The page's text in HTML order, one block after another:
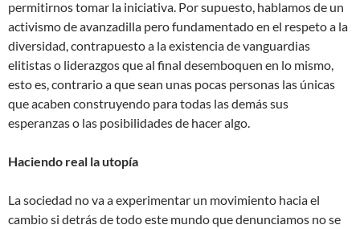
permitirnos tomar la iniciativa. Por supuesto, hablamos de un
activismo de avanzadilla pero fundamentado en el respeto a la
diversidad, contrapuesto a la existencia de vanguardias
elitistas o liderazgos que al final desemboquen en lo mismo,
esto es, contrario a que sean unas pocas personas las únicas
que acaben construyendo para todas las demás sus
esperanzas o las posibilidades de hacer algo.
Haciendo real la utopía
La sociedad no va a experimentar un movimiento hacia el
cambio si detrás de todo este mundo que denunciamos no se